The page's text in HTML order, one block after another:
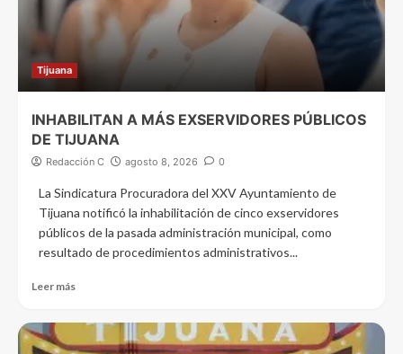
Tijuana
INHABILITAN A MÁS EXSERVIDORES PÚBLICOS
DE TIJUANA
Redacción C agosto 8, 2026 0
La Sindicatura Procuradora del XXV Ayuntamiento de
Tijuana notificó la inhabilitación de cinco exservidores
públicos de la pasada administración municipal, como
resultado de procedimientos administrativos...
Leer más